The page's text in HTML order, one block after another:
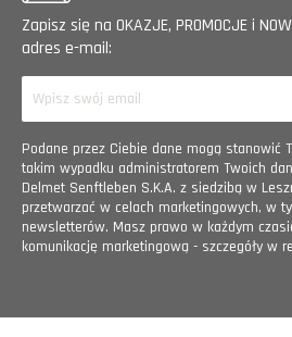
Zapisz się na OKAZJE, PROMOCJE i
adres e-mail:
Podane przez Ciebie dane mogą stanowić
takim wypadku administratorem Twoich
Delmet Senftleben S.K.A. z siedzibą w
przetwarzać w celach marketingowych, w
newsletterów. Masz prawo w każdym
komunikację marketingową - szczegóły w